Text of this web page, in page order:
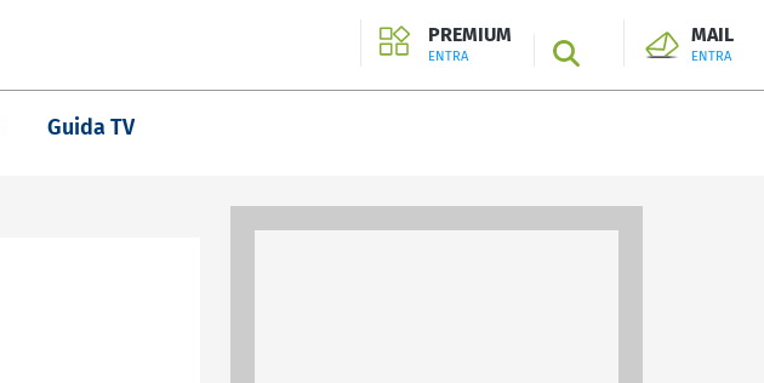
PREMIUM
ENTRA SEARCH
MAIL
ENTRA
Guida TV